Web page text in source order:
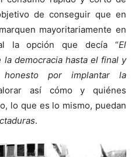
de conseguir que en
mayoritariamente en
la opción que decía “El
democracia hasta el final y
por implantar la
así cómo y quiénes
lo que es lo mismo, puedan
.